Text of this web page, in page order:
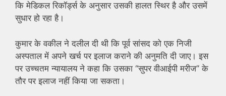
कि मेडिकल रिकॉर्ड्स के अनुसार उसकी हालत स्थिर है और उसमें
सुधार हो रहा है।
कुमार के वकील ने दलील दी थी कि पूर्व सांसद को एक निजी
अस्पताल में अपने खर्च पर इलाज कराने की अनुमति दी जाए। इस
पर उच्चतम न्यायालय ने कहा कि उसका ‘‘सुपर वीआईपी मरीज’’ के
तौर पर इलाज नहीं किया जा सकता।